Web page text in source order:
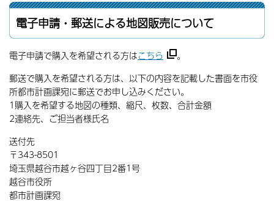
電子申請・郵送による地図販売について
電子申請で購入を希望される方はこちら
。
郵送で購入を希望される方は、以下の内容を記載した書面を市役
所都市計画課宛に郵送でお申し込みください。
1購入を希望する地図の種類、縮尺、枚数、合計金額
2連絡先、ご担当者様氏名
送付先
〒343-8501
埼玉県越谷市越ヶ谷四丁目2番1号
越谷市役所
都市計画課宛